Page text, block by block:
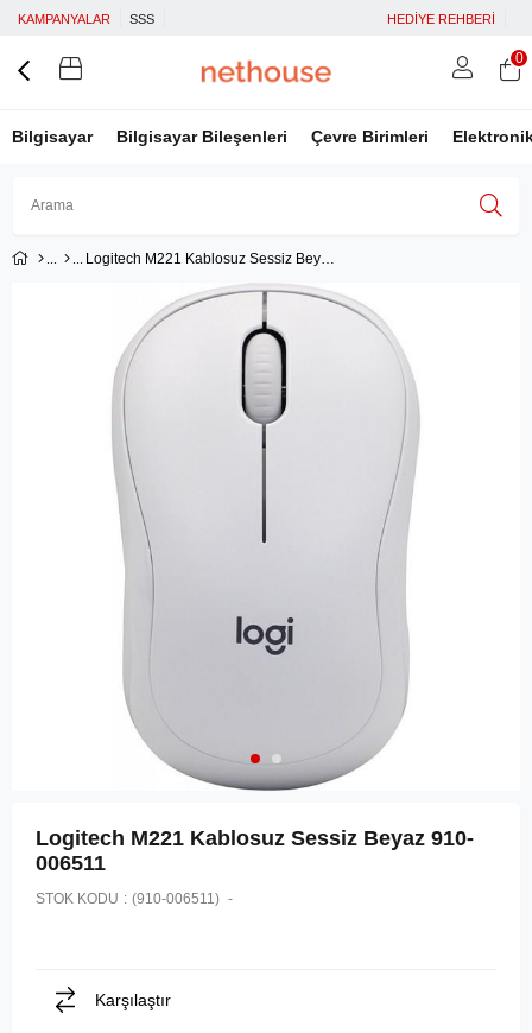
KAMPANYALAR SSS HEDİYE REHBERİ
Bilgisayar Bilgisayar Bileşenleri Çevre Birimleri
Üye Girişi Facebook İle Bağlan
Google İle Bağlan
0
Logitech M221 Kablosuz Sessiz Beyaz 910-006511
Logitech M221 Kablosuz Sessiz Beyaz 910-
006511
STOK KODU (910-006511)
Karşılaştır